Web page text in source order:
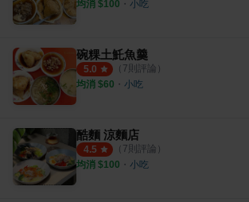
均消 $100 ・ 小吃
碗粿土魠魚羹
5.0 （ 7則評論）
均消 $60 ・ 小吃
酷麵 涼麵店
4.5 （ 7則評論）
均消 $100 ・ 小吃